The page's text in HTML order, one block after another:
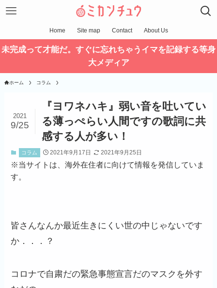
Home Site map Contact About Us
未完成って才能だ。すぐに忘れちゃうイマを記録する等身
大メディア
ホーム コラム
『ヨワネハキ』弱い音を吐いてい
る薄っぺらい人間ですの歌詞に共
感する人が多い！
2021
9/25
コラム 2021年9月17日 2021年9月25日
※当サイトは、海外在住者に向けて情報を発信していま
す。
皆さんなんか最近生きにくい世の中じゃないです
か．．．？
コロナで自粛だの緊急事態宣言だのマスクを外す